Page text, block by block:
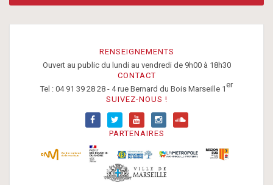
RENSEIGNEMENTS
Ouvert au public du lundi au vendredi de 9h00 à 18h30
CONTACT
Tel : 04 91 39 28 28 - 4 rue Bernard du Bois Marseille 1er
SUIVEZ-NOUS !
PARTENAIRES